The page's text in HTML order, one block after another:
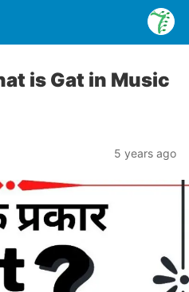
is Gat in Music
5 years ago